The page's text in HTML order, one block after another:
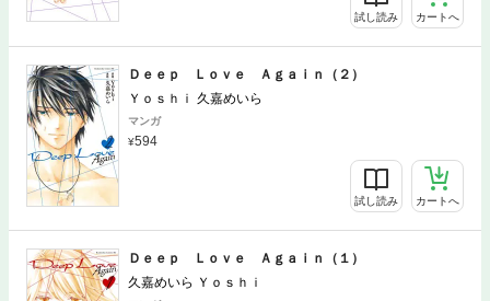
試し読み カートへ
Ｄｅｅｐ Ｌｏｖｅ Ａｇａｉｎ（２）
Ｙｏｓｈｉ 久嘉めいら
マンガ
594
試し読み カートへ
Ｄｅｅｐ Ｌｏｖｅ Ａｇａｉｎ（１）
久嘉めいら Ｙｏｓｈｉ